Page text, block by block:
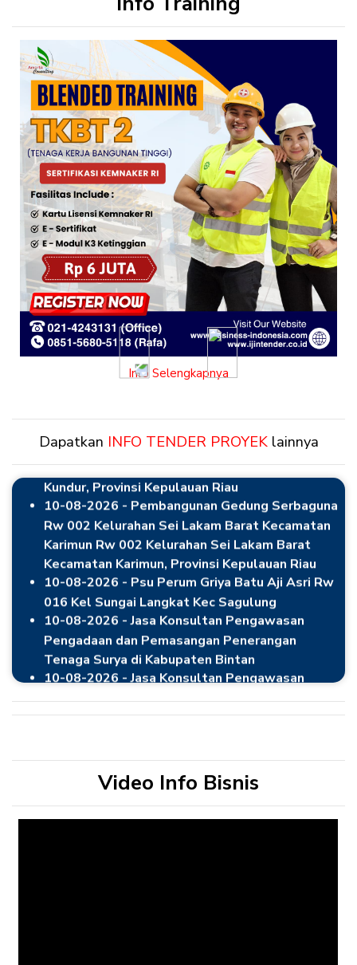
Info Selengkapnya
Previous Next
Dapatkan INFO TENDER PROYEKlainnya
10-08-2026 - Lanjutan Pembangunan Tpq
Terintegritas Parkir Mesjid Qauman Kel. Gading
Sari Kec. Kundur - Kab. Karimun Kelurahan Gading
Kundur, Provinsi Kepulauan Riau
10-08-2026 - Pembangunan Gedung Serbaguna
Rw 002 Kelurahan Sei Lakam Barat Kecamatan
Karimun Rw 002 Kelurahan Sei Lakam Barat
Kecamatan Karimun, Provinsi Kepulauan Riau
10-08-2026 - Psu Perum Griya Batu Aji Asri Rw
016 Kel Sungai Langkat Kec Sagulung
10-08-2026 - Jasa Konsultan Pengawasan
Pengadaan dan Pemasangan Penerangan
Tenaga Surya di Kabupaten Bintan
10-08-2026 - Jasa Konsultan Pengawasan
Pengadaan dan Pemasangan Penerangan
Tenaga Surya di Kabupaten Karimun
Konseling (BK) SMAN 2 Karimun Paket Ulang
Video Info Bisnis